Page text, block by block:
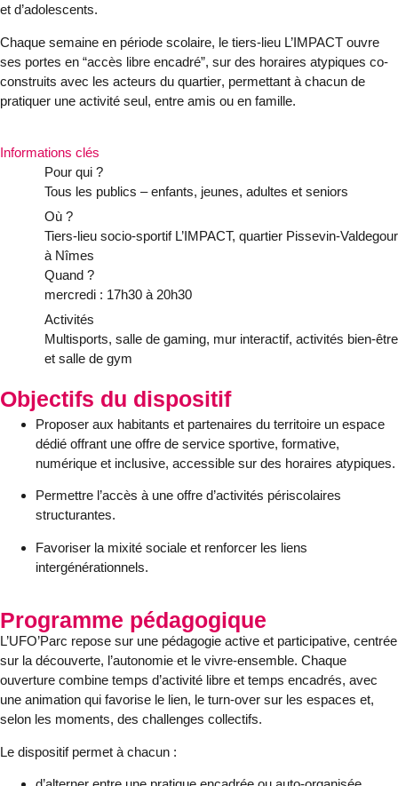
et d’adolescents.
Chaque semaine en période scolaire, le tiers-lieu L’IMPACT ouvre
ses portes en “accès libre encadré”, sur des horaires atypiques co-
construits avec les acteurs du quartier, permettant à chacun de
pratiquer une activité seul, entre amis ou en famille.
Informations clés
Pour qui ?
Tous les publics – enfants, jeunes, adultes et seniors
Où ?
Tiers-lieu socio-sportif L’IMPACT, quartier Pissevin-Valdegour
à Nîmes
Quand ?
mercredi : 17h30 à 20h30
Activités
Multisports, salle de gaming, mur interactif, activités bien-être
et salle de gym
Objectifs du dispositif
Proposer aux habitants et partenaires du territoire un espace
dédié offrant une offre de service sportive, formative,
numérique et inclusive, accessible sur des horaires atypiques.
Permettre l’accès à une offre d’activités périscolaires
structurantes.
Favoriser la mixité sociale et renforcer les liens
intergénérationnels.
Programme pédagogique
L’UFO’Parc repose sur une pédagogie active et participative, centrée
sur la découverte, l’autonomie et le vivre-ensemble. Chaque
ouverture combine temps d’activité libre et temps encadrés, avec
une animation qui favorise le lien, le turn-over sur les espaces et,
selon les moments, des challenges collectifs.
Le dispositif permet à chacun :